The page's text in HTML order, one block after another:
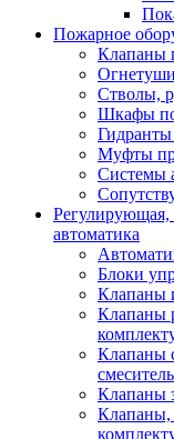
Пожарное
Клапаны
Стволы,
Шкафы
Муфты
Системы
Регулирующая,
автоматика
Блоки
Клапаны
Клапаны
Клапаны
Клапаны
Клапаны,